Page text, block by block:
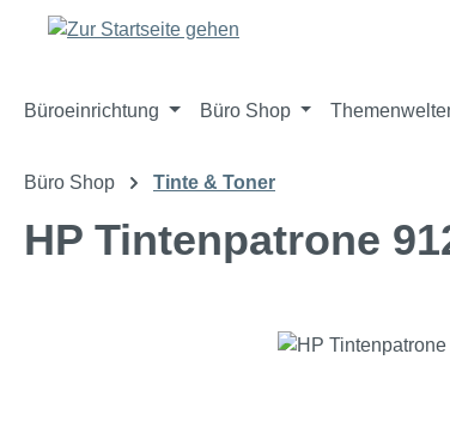
Hauptinhalt springen
Zur Suche springen
Zur Hauptnavigation springen
Büroeinrichtung Büro Shop
Büro Shop Tinte & Toner
HP Tintenpatrone